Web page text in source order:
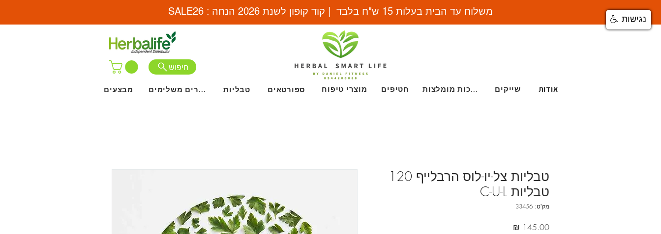
SALE26 : משלוח עד הבית בעלות 15 ש"ח בלבד | קוד קופון לשנת 2026 הנחה
אודות שייקים ערכות מומלצות חטיפים מוצרי טיפוח ספורטאים טבליות מוצרים משלימים מבצעים
חיפוש
טבליות צל-יו-לוס הרבלייף 120
טבליות C-U-L
מק"ט: 33456
נגישות